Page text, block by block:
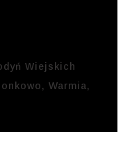
Wiejskich
Warmia,